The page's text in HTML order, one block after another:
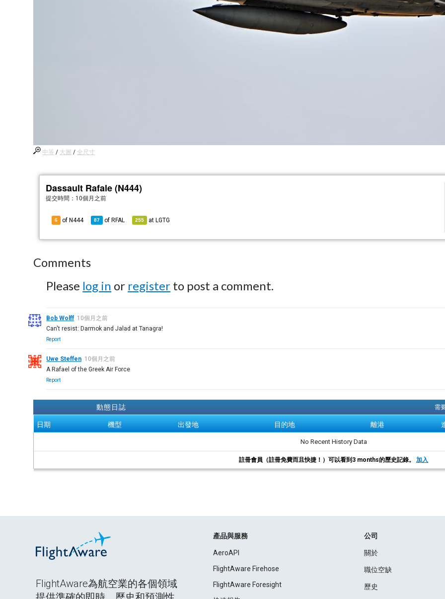
中等 / 大圖 / 全尺寸
Dassault Rafale (N444)
提交時間： 10個月之前
6 of N444 87 of RFAL 255 at LGTG
Comments
Please log in or register to post a comment.
Bob Wolff 10個月之前
Can't resist: Darmok and Jalad at Tanagra!
Report
Uwe Steffen 10個月之前
A Rafael of the Greek Air Force
Report
動態日誌 需
日期 機型 出發地 目的地 離港
No Recent History Data
註冊會員（註冊免費而且快捷！）可以看到3 months的歷史記錄。加入
FlightAware為航空業的各個領域
產品與服務
AeroAPI
FlightAware Firehose
FlightAware Foresight
公司
關於
職位空缺
歷史